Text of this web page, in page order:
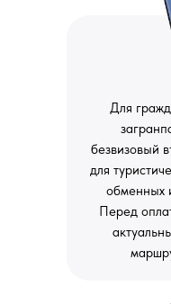
Для
безвизовый
для
обменных
Перед